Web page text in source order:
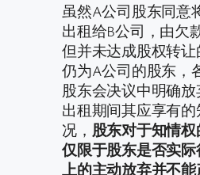
虽然A公司股东同意
出租给B公司，由欠
但并未达成股权转
仍为A公司的股东，
股东会决议中明确
出租期间其应享有
况， 股东对于知情权
仅限于股东是否实
上的主动放弃并不